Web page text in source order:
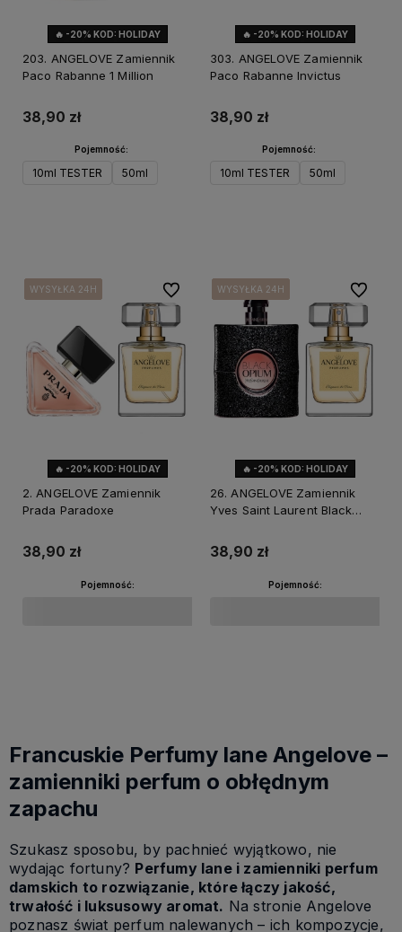
🔥 -20% KOD: HOLIDAY
203. ANGELOVE Zamiennik
Paco Rabanne 1 Million
38,90 zł
Pojemność:
10ml TESTER 50ml
🔥 -20% KOD: HOLIDAY
303. ANGELOVE Zamiennik
Paco Rabanne Invictus
38,90 zł
Pojemność:
10ml TESTER 50ml
🔥 -20% KOD: HOLIDAY
WYSYŁKA 24H
WYSYŁKA 24H
WYSYŁKA 24H
WYSYŁKA 24H
WYSYŁKA 24H
WYSYŁKA 24H
2. ANGELOVE Zamiennik
Prada Paradoxe
38,90 zł
Pojemność:
Do ulubionych
🔥 -20% KOD: HOLIDAY
WYSYŁKA 24H
WYSYŁKA 24H
WYSYŁKA 24H
WYSYŁKA 24H
WYSYŁKA 24H
WYSYŁKA 24H
26. ANGELOVE Zamiennik
Yves Saint Laurent Black
38,90 zł
Pojemność:
Do
Francuskie Perfumy lane Angelove –
zamienniki perfum o obłędnym
zapachu
Szukasz sposobu, by pachnieć wyjątkowo, nie
wydając fortuny? Perfumy lane i zamienniki perfum
damskich to rozwiązanie, które łączy jakość,
trwałość i luksusowy aromat. Na stronie Angelove
poznasz świat perfum nalewanych – ich kompozycje,